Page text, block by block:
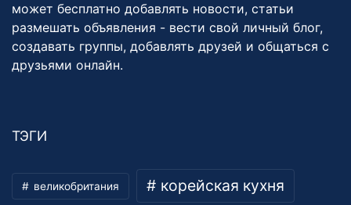
может бесплатно добавлять новости, статьи
размешать объявления - вести свой личный блог,
создавать группы, добавлять друзей и общаться с
друзьями онлайн.
ТЭГИ
великобритания корейская кухня